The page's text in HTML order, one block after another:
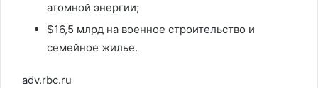
атомной энергии;
$16,5 млрд на военное строительство и
семейное жилье.
adv.rbc.ru